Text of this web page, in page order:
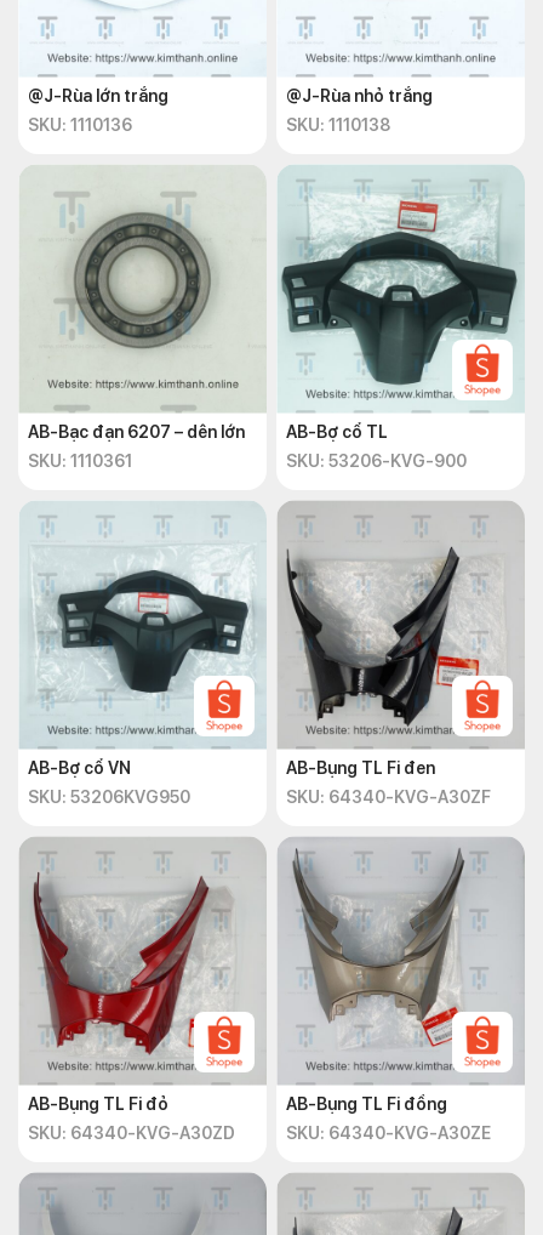
@J-Rùa lớn trắng
SKU: 1110136
@J-Rùa nhỏ trắng
SKU: 1110138
AB-Bạc đạn 6207 – dên lớn
SKU: 1110361
AB-Bợ cổ TL
SKU: 53206-KVG-900
AB-Bợ cổ VN
SKU: 53206KVG950
AB-Bụng TL Fi đen
SKU: 64340-KVG-A30ZF
AB-Bụng TL Fi đỏ
SKU: 64340-KVG-A30ZD
AB-Bụng TL Fi đồng
SKU: 64340-KVG-A30ZE